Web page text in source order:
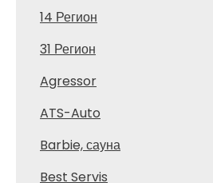
14 Регион
31 Регион
Agressor
ATS-Auto
Barbie, сауна
Best Servis